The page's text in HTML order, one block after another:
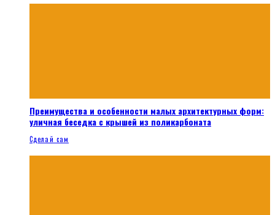
Преимущества и особенности малых архитектурных форм:
уличная беседка с крышей из поликарбоната
Сделай сам